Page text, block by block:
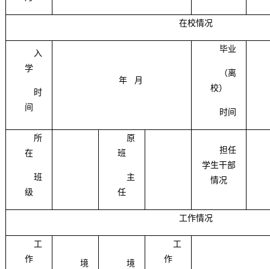
在校情况
入
学
时
间
年 月
毕业
（离
校）
时间
所
在
班
级
原
班
主
任
担任
学生干部
情况
工作情况
工
作
境
境
工
作